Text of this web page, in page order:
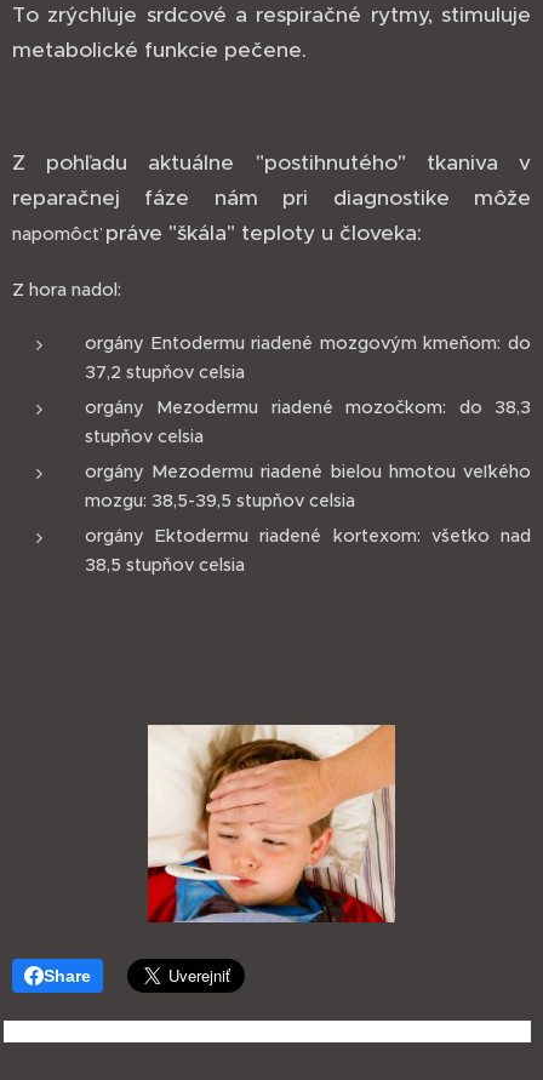
To zrýchľuje srdcové a respiračné rytmy, stimuluje
metabolické funkcie pečene.
Z pohľadu aktuálne "postihnutého" tkaniva v
reparačnej fáze nám pri diagnostike môže
napomôcťpráve "škála" teploty u človeka:
Z hora nadol:
orgány Entodermu riadené mozgovým kmeňom: do
37,2 stupňov celsia
orgány Mezodermu riadené mozočkom: do 38,3
stupňov celsia
orgány Mezodermu riadené bielou hmotou veľkého
mozgu: 38,5-39,5 stupňov celsia
orgány Ektodermu riadené kortexom: všetko nad
38,5 stupňov celsia
Share